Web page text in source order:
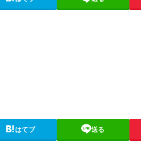
はてブ 送る